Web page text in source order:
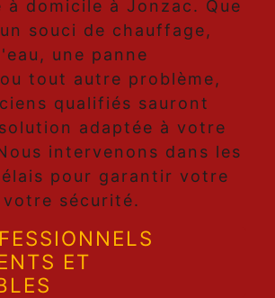
à domicile à Jonzac. Que
souci de chauffage,
une panne
tout autre problème,
qualifiés sauront
adaptée à votre
intervenons dans les
pour garantir votre
sécurité.
ET